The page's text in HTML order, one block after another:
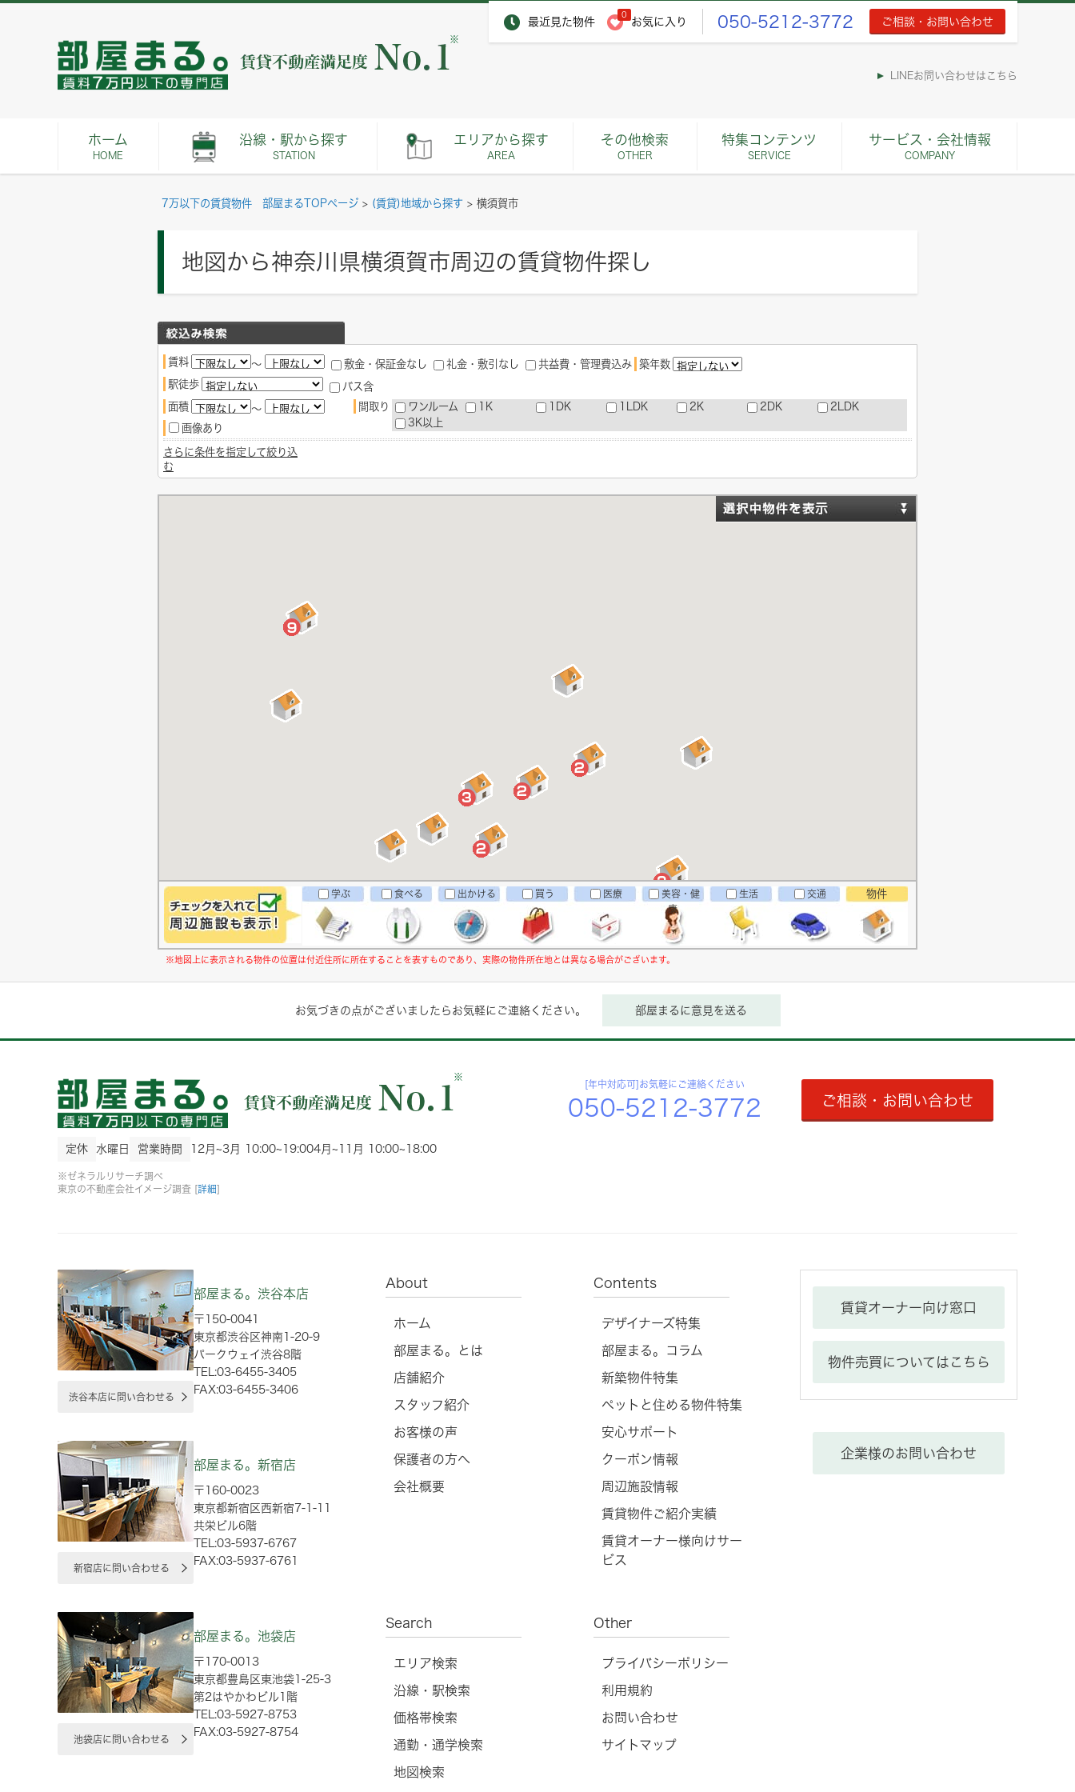
最近見た物件
0
お気に入り 050-5212-3772 ご相談・お問い合わせ
※
LINEお問い合わせはこちら
ホーム
HOME
沿線・駅から探す
STATION
エリアから探す
AREA
その他検索
OTHER
特集コンテンツ
SERVICE
サービス・会社情報
COMPANY
7万以下の賃貸物件 部屋まるTOPページ > (賃貸)地域から探す > 横須賀市
地図から神奈川県横須賀市周辺の賃貸物件探し
賃料 ～ 敷金・保証金なし 礼金・敷引なし 共益費・管理費込み
築年数
駅徒歩
バス含
面積
～
画像あり
間取り ワンルーム 1K 1DK 1LDK 2K 2DK
2LDK
3K以上
さらに条件を指定して絞り込
む
学ぶ 食べる 出かける 買う 医療
美容・健
康
生活 交通 物件
※地図上に表示される物件の位置は付近住所に所在することを表すものであり、実際の物件所在地とは異なる場合がございます。
お気づきの点がございましたらお気軽にご連絡ください。 部屋まるに意見を送る
※
定休 水曜日 営業時間 12月~3月 10:00~19:004月~11月 10:00~18:00
※ゼネラルリサーチ調べ
東京の不動産会社イメージ調査 [詳細]
[年中対応可]お気軽にご連絡ください
050-5212-3772 ご相談・お問い合わせ
渋谷本店に問い合わせる
部屋まる。渋谷本店
〒150-0041
東京都渋谷区神南1-20-9
パークウェイ渋谷8階
TEL:03-6455-3405
FAX:03-6455-3406
新宿店に問い合わせる
部屋まる。新宿店
〒160-0023
東京都新宿区西新宿7-1-11
共栄ビル6階
TEL:03-5937-6767
FAX:03-5937-6761
池袋店に問い合わせる
部屋まる。池袋店
〒170-0013
東京都豊島区東池袋1-25-3
第2はやかわビル1階
TEL:03-5927-8753
FAX:03-5927-8754
About
ホーム
部屋まる。とは
店舗紹介
スタッフ紹介
お客様の声
保護者の方へ
会社概要
Contents
デザイナーズ特集
部屋まる。コラム
新築物件特集
ペットと住める物件特集
安心サポート
クーポン情報
周辺施設情報
賃貸物件ご紹介実績
賃貸オーナー様向けサー
ビス
Search
エリア検索
沿線・駅検索
価格帯検索
通勤・通学検索
地図検索
Other
プライバシーポリシー
利用規約
お問い合わせ
サイトマップ
賃貸オーナー向け窓口
物件売買についてはこちら
企業様のお問い合わせ